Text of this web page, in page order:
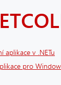
aplikace v .NETu
pro